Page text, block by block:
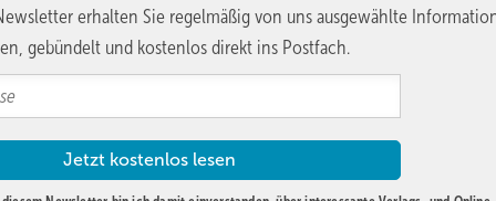
erhalten Sie regelmäßig von uns ausgewählte
gebündelt und kostenlos direkt ins Postfach.